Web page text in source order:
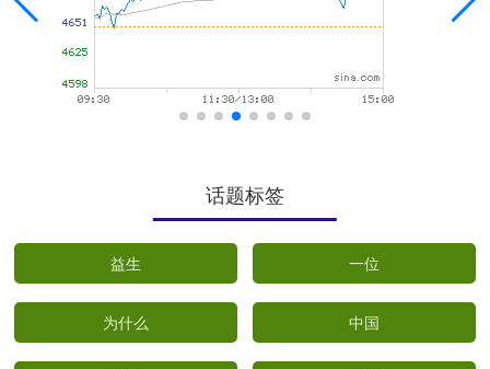
话题标签
益生 一位
为什么 中国